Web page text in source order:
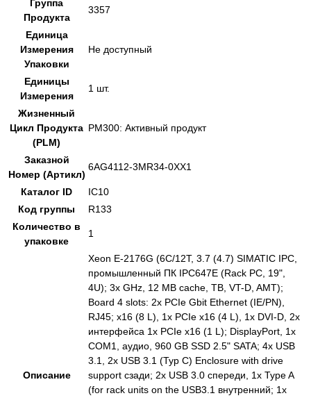
Группа
Продукта
3357
Единица
Измерения
Упаковки
Не доступный
Единицы
Измерения
1 шт.
Жизненный
Цикл Продукта
(PLM)
PM300: Активный продукт
Заказной
Номер (Артикл)
6AG4112-3MR34-0XX1
Каталог ID
IC10
Код группы
R133
Количество в
упаковке
1
Описание
Xeon E-2176G (6C/12T, 3.7 (4.7) SIMATIC IPC,
промышленный ПК IPC647E (Rack PC, 19",
4U); 3x GHz, 12 MB cache, TB, VT-D, AMT);
Board 4 slots: 2x PCIe Gbit Ethernet (IE/PN),
RJ45; x16 (8 L), 1x PCIe x16 (4 L), 1x DVI-D, 2x
интерфейса 1x PCIe x16 (1 L); DisplayPort, 1x
COM1, аудио, 960 GB SSD 2.5" SATA; 4x USB
3.1, 2x USB 3.1 (Typ C) Enclosure with drive
support сзади; 2x USB 3.0 спереди, 1x Type A
(for rack units on the USB3.1 внутренний; 1x